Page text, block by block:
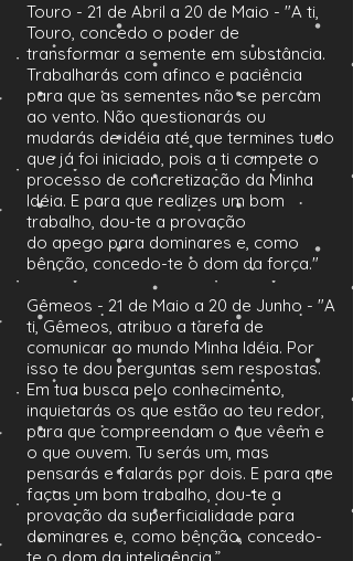
Touro - 21 de Abril a 20 de Maio - "A ti,
Touro, concedo o poder de
transformar a semente em substância.
Trabalharás com afinco e paciência
para que as sementes não se percam
ao vento. Não questionarás ou
mudarás de idéia até que termines tudo
que já foi iniciado, pois a ti compete o
processo de concretização da Minha
Idéia. E para que realizes um bom
trabalho, dou-te a provação
do apego para dominares e, como
bênção, concedo-te o dom da força."
Gêmeos - 21 de Maio a 20 de Junho - "A
ti, Gêmeos, atribuo a tarefa de
comunicar ao mundo Minha Idéia. Por
isso te dou perguntas sem respostas.
Em tua busca pelo conhecimento,
inquietarás os que estão ao teu redor,
para que compreendam o que vêem e
o que ouvem. Tu serás um, mas
pensarás e falarás por dois. E para que
faças um bom trabalho, dou-te a
provação da superficialidade para
dominares e, como bênção, concedo-